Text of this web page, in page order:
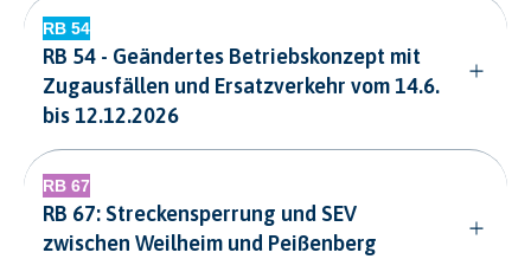
RB 54 - Geändertes Betriebskonzept mit
Zugausfällen und Ersatzverkehr vom 14.6.
bis 12.12.2026
RB 67: Streckensperrung und SEV
zwischen Weilheim und Peißenberg